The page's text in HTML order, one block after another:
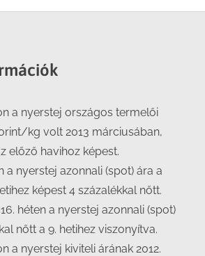
a nyerstej országos termelői
kg volt 2013 márciusában,
előző havihoz képest.
a nyerstej azonnali (spot) ára a
képest 4 százalékkal nőtt.
héten a nyerstej azonnali (spot)
nőtt a 9. hetihez viszonyítva.
a nyerstej kiviteli árának 2012.